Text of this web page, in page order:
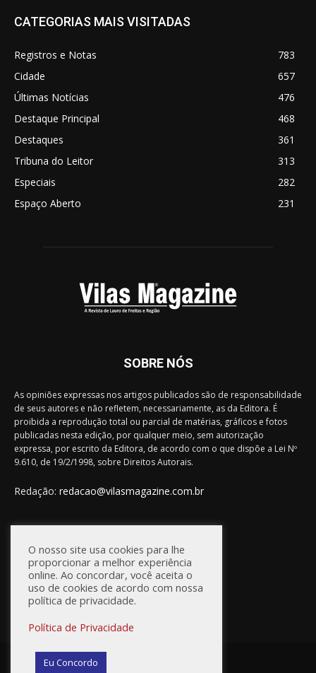
CATEGORIAS MAIS VISITADAS
Registros e Notas
783
Cidade
657
Últimas Notícias
476
Destaque Principal
468
Destaques
361
Tribuna do Leitor
313
Especiais
282
Espaço Aberto
231
SOBRE NÓS
As opiniões expressas nos artigos publicados são de responsabilidade
de seus autores e não refletem, necessariamente, as da Editora. É
proibida a reprodução total ou parcial de matérias, gráficos e fotos
publicadas nesta edição, por qualquer meio, sem autorização
expressa, por escrito da Editora, de acordo com o que dispõe a Lei Nº
9.610, de 19/2/1998, sobre Direitos Autorais.
Redação: redacao@vilasmagazine.com.br
FIQUE CONECTADO
© Vilas Magazine / Site Desenvolvido por:
O nosso site usa cookies para lhe
proporcionar a melhor experiência
online. Ao concordar, você aceita o
uso de cookies de acordo com nossa
política de privacidade.
Política de Privacidade
Eu Concordo